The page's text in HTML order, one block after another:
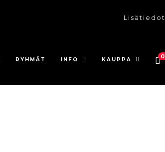
Lisätiedot
RYHMÄT INFO KAUPPA 0